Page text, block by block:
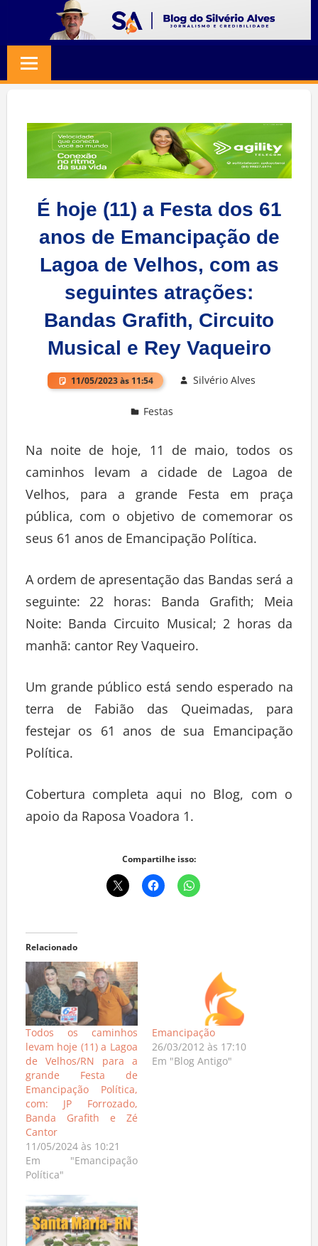
content
SILVERIO
ALVES
Jornalismo
Credibilidade
É hoje (11) a Festa dos 61
anos de Emancipação de
Lagoa de Velhos, com as
seguintes atrações:
Bandas Grafith, Circuito
Musical e Rey Vaqueiro
11/05/2023 às 11:54 Silvério Alves
Festas
Na noite de hoje, 11 de maio, todos os
caminhos levam a cidade de Lagoa de
Velhos, para a grande Festa em praça
pública, com o objetivo de comemorar os
seus 61 anos de Emancipação Política.
A ordem de apresentação das Bandas será a
seguinte: 22 horas: Banda Grafith; Meia
Noite: Banda Circuito Musical; 2 horas da
manhã: cantor Rey Vaqueiro.
Um grande público está sendo esperado na
terra de Fabião das Queimadas, para
festejar os 61 anos de sua Emancipação
Política.
Cobertura completa aqui no Blog, com o
apoio da Raposa Voadora 1.
Compartilhe isso:
Relacionado
Todos os caminhos
levam hoje (11) a Lagoa
de Velhos/RN para a
grande Festa de
Emancipação Política,
com: JP Forrozado,
Banda Grafith e Zé
Cantor
11/05/2024 às 10:21
Em "Emancipação
Política"
Emancipação
26/03/2012 às 17:10
Em "Blog Antigo"